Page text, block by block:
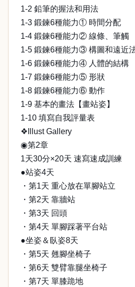
1-2 鉛筆的握法和用法
1-3 鍛鍊6種能力① 時間分配
1-4 鍛鍊6種能力② 線條、筆觸
1-5 鍛鍊6種能力③ 構圖和遠近
1-6 鍛鍊6種能力④ 人體的結構
1-7 鍛鍊6種能力⑤ 形狀
1-8 鍛鍊6種能力⑥ 動作
1-9 基本的畫法【畫站姿】
1-10 填寫自我評量表
❖Illust Gallery
◉第2章
1天30分×20天 速寫速成訓練
●站姿4天
・第1天 重心放在單腳站立
・第2天 靠牆站
・第3天 回頭
・第4天 單腳踩著平台站
●坐姿＆臥姿8天
・第5天 翹腳坐椅子
・第6天 雙臂靠腿坐椅子
・第7天 單膝跪地